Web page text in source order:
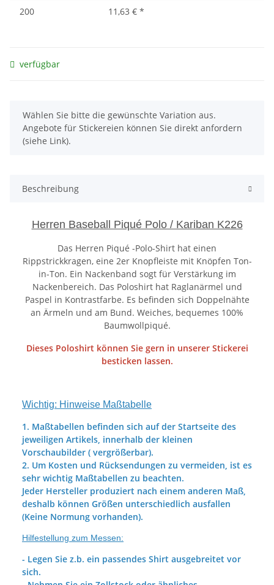
200
11,63 € *
verfügbar
x
Wählen Sie bitte die gewünschte Variation aus.
Angebote für Stickereien können Sie direkt anfordern
(siehe Link).
Beschreibung
Herren Baseball Piqué Polo / Kariban K226
Das Herren Piqué -Polo-Shirt hat einen
Rippstrickkragen, eine 2er Knopfleiste mit Knöpfen Ton-
in-Ton. Ein Nackenband sogt für Verstärkung im
Nackenbereich. Das Poloshirt hat Raglanärmel und
Paspel in Kontrastfarbe. Es befinden sich Doppelnähte
an Ärmeln und am Bund. Weiches, bequemes 100%
Baumwollpiqué.
Dieses Poloshirt können Sie gern in unserer Stickerei
besticken lassen.
Wichtig: Hinweise Maßtabelle
1. Maßtabellen befinden sich auf der Startseite des
jeweiligen Artikels, innerhalb der kleinen
Vorschaubilder ( vergrößerbar).
2. Um Kosten und Rücksendungen zu vermeiden, ist es
sehr wichtig Maßtabellen zu beachten.
Jeder Hersteller produziert nach einem anderen Maß,
deshalb können Größen unterschiedlich ausfallen
(Keine Normung vorhanden).
Hilfestellung zum Messen:
- Legen Sie z.b. ein passendes Shirt ausgebreitet vor
sich.